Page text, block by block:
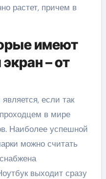
растет, причем в
имеют
– от
если так
в мире
Наиболее успешной
можно считать
выходит сразу